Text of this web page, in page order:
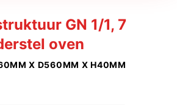
MERKEN
OFFERTECHECKER
CONTACT
GN 1/1, 7
oven
X D560MM X H40MM